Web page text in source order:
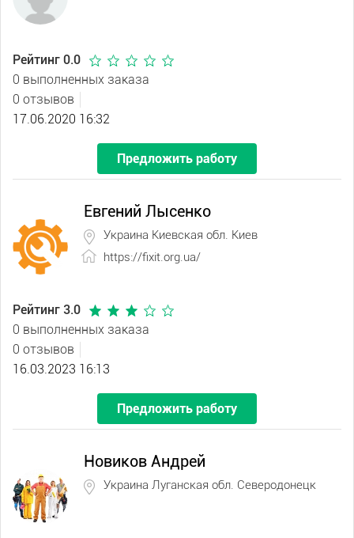
Рейтинг 0.0
0 выполненных заказа
0 отзывов
17.06.2020 16:32
Предложить работу
Евгений Лысенко
Украина Киевская обл. Киев
https://fixit.org.ua/
Рейтинг 3.0
0 выполненных заказа
0 отзывов
16.03.2023 16:13
Предложить работу
Новиков Андрей
Украина Луганская обл. Северодонецк